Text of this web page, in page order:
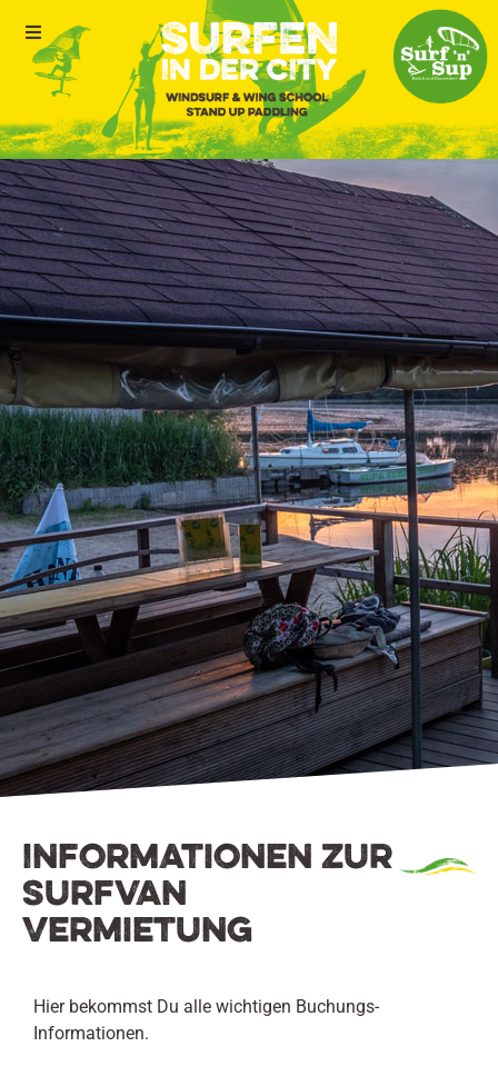
Informationen zur
Surfvan
Vermietung
Hier bekommst Du alle wichtigen Buchungs-
Informationen.